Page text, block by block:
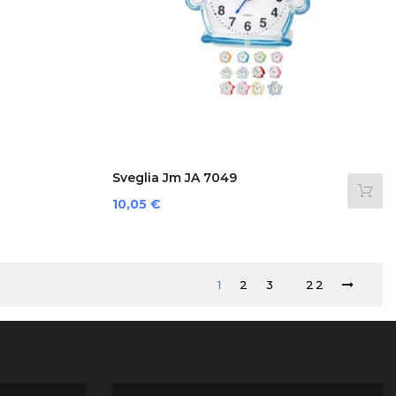
Sveglia Jm JA 7049
Preis
10,05 €
1 2 3 22